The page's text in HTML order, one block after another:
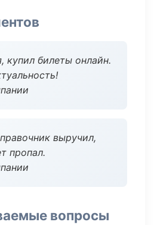
купил билеты онлайн.
выручил,
пропал.
вопросы